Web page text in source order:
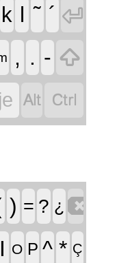
k l ˜ ´ 
, . - 
 
) = ? ¿
I O P ^ * Ç